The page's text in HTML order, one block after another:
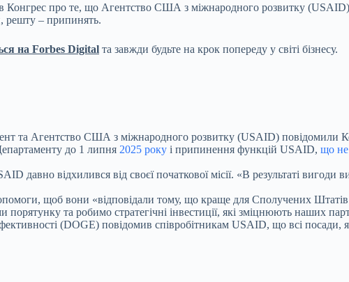
про те, що Агентство США з міжнародного розвитку (USAID)
решту – припинять.
на Forbes Digital та завжди будьте на крок попереду у світі бізнесу.
та Агентство США з міжнародного розвитку (USAID) повідомили
до 1 липня 2025 року і припинення функцій USAID, що не
давно відхилився від своєї початкової місії. «В результаті
щоб вони «відповідали тому, що краще для Сполучених Штатів
та робимо стратегічні інвестиції, які зміцнюють наших
(DOGE) повідомив співробітникам USAID, що всі посади,